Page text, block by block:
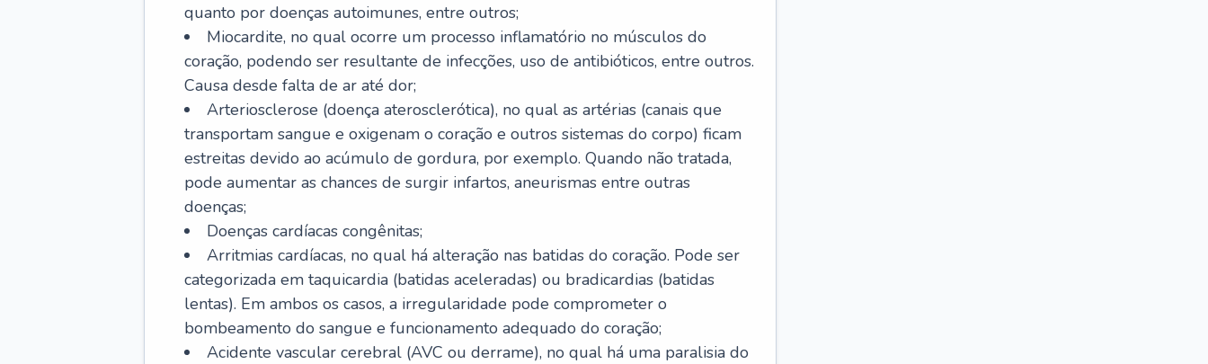
quanto por doenças autoimunes, entre outros;
Miocardite, no qual ocorre um processo inflamatório no músculos do
coração, podendo ser resultante de infecções, uso de antibióticos, entre outros.
Causa desde falta de ar até dor;
Arteriosclerose (doença aterosclerótica), no qual as artérias (canais que
transportam sangue e oxigenam o coração e outros sistemas do corpo) ficam
estreitas devido ao acúmulo de gordura, por exemplo. Quando não tratada,
pode aumentar as chances de surgir infartos, aneurismas entre outras
doenças;
Doenças cardíacas congênitas;
Arritmias cardíacas, no qual há alteração nas batidas do coração. Pode ser
categorizada em taquicardia (batidas aceleradas) ou bradicardias (batidas
lentas). Em ambos os casos, a irregularidade pode comprometer o
bombeamento do sangue e funcionamento adequado do coração;
Acidente vascular cerebral (AVC ou derrame), no qual há uma paralisia do